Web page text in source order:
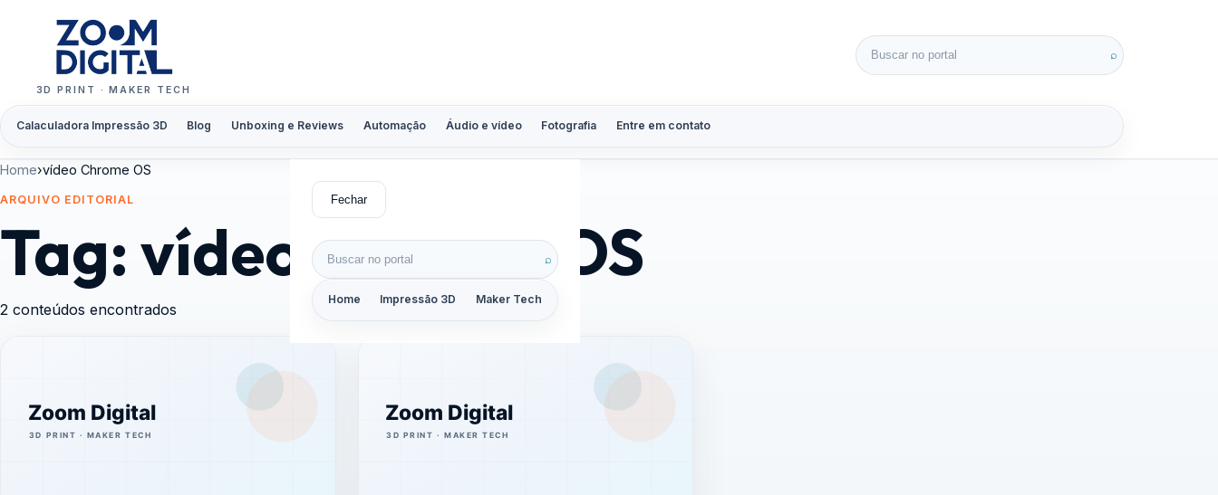
3D PRINT · MAKER TECH
Calaculadora Impressão 3D Blog Unboxing e Reviews Automação Áudio e vídeo Fotografia Entre em contato
Buscar por: ⌕
Fechar
Buscar por: ⌕
Home Impressão 3D Maker Tech
Home›vídeo Chrome OS
ARQUIVO EDITORIAL
Tag:vídeo Chrome OS
2 conteúdos encontrados